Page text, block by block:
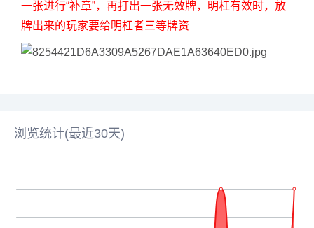
一张进行“补章”，再打出一张无效牌，明杠有效时，放
牌出来的玩家要给明杠者三等牌资
浏览统计(最近30天)